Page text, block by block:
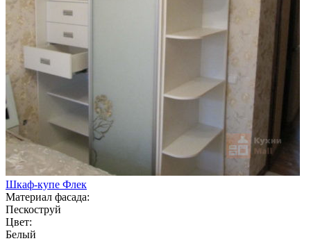
Шкаф-купе Флек
Материал фасада:
Пескоструй
Цвет:
Белый